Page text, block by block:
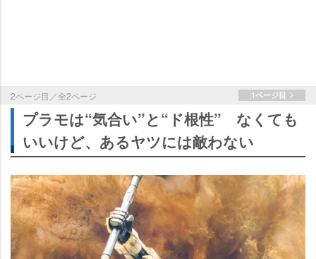
2ページ目／全2ページ 1ページ目
プラモは“気合い”と“ド根性” なくても
いいけど、あるヤツには敵わない